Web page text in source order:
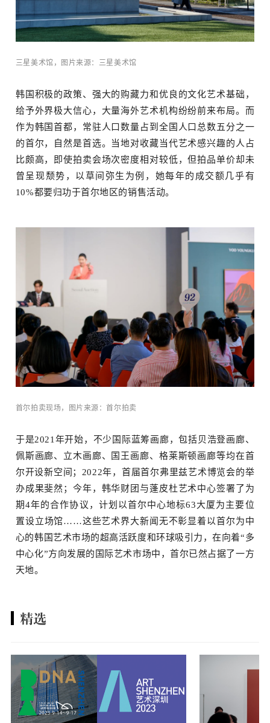
三星美术馆，图片来源：三星美术馆
韩国积极的政策、强大的购藏力和优良的文化艺术基础，
给予外界极大信心，大量海外艺术机构纷纷前来布局。而
作为韩国首都，常驻人口数量占到全国人口总数五分之一
的首尔，自然是首选。当地对收藏当代艺术感兴趣的人占
比颇高，即使拍卖会场次密度相对较低，但拍品单价却未
曾呈现颓势，以草间弥生为例，她每年的成交额几乎有
10%都要归功于首尔地区的销售活动。
首尔拍卖现场，图片来源：首尔拍卖
于是2021年开始，不少国际蓝筹画廊，包括贝浩登画廊、
佩斯画廊、立木画廊、国王画廊、格莱斯顿画廊等均在首
尔开设新空间；2022年，首届首尔弗里兹艺术博览会的举
办成果斐然；今年，韩华财团与蓬皮杜艺术中心签署了为
期4年的合作协议，计划以首尔中心地标63大厦为主要位
置设立场馆……这些艺术界大新闻无不彰显着以首尔为中
心的韩国艺术市场的超高活跃度和环球吸引力，在向着“多
中心化”方向发展的国际艺术市场中，首尔已然占据了一方
天地。
精选